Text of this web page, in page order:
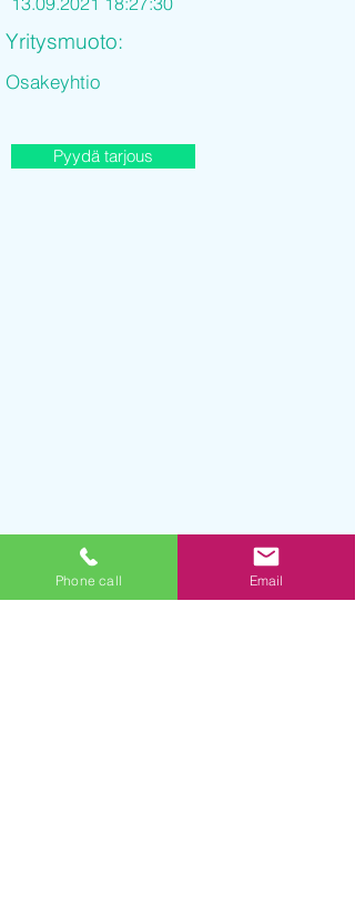
Yritysmuoto:
Osakeyhtio
Pyydä tarjous
Phone call Email